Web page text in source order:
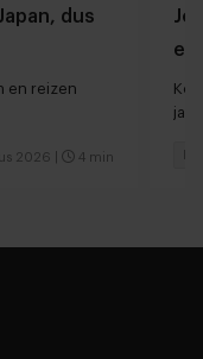
dus
en reizen
2026 4 min